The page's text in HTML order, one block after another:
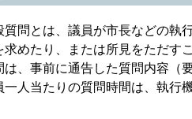
質問とは、議員が市長などの執
求めたり、または所見をただす
は、事前に通告した質問内容（
一人当たりの質問時間は、執行